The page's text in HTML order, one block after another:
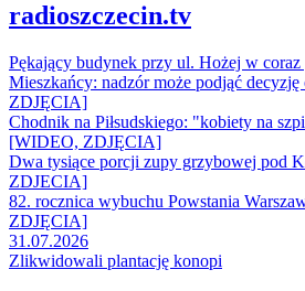
radioszczecin.tv
Pękający budynek przy ul. Hożej w coraz
Mieszkańcy: nadzór może podjąć
ZDJĘCIA]
Chodnik na Piłsudskiego: "kobiety na
[WIDEO, ZDJĘCIA]
Dwa tysiące porcji zupy grzybowej pod
ZDJECIA]
82. rocznica wybuchu Powstania
ZDJĘCIA]
31.07.2026
Zlikwidowali plantację konopi